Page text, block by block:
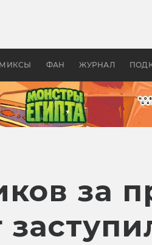
ФАН ЖУРНАЛ
бы «Властелина
за